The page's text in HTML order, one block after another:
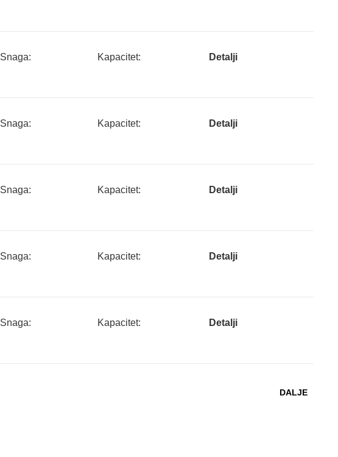
Snaga: Kapacitet: Detalji
Snaga: Kapacitet: Detalji
Snaga: Kapacitet: Detalji
Snaga: Kapacitet: Detalji
Snaga: Kapacitet: Detalji
DALJE